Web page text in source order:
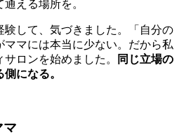
える場所を。
験して、気づきました。「自分の
マには本当に少ない。だから私
ロンを始めました。
同じ立場の
になる。
マ